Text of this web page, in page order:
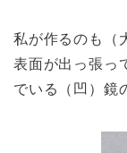
私が作るのも（
表面が出っ張っ
でいる（凹）鏡